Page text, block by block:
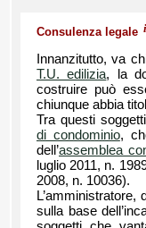
Consulenza legale i
Innanzitutto, va
T.U. edilizia, la
costruire può
chiunque abbia
Tra questi
di condominio,
dell’assemblea
luglio 2011, n.
2008, n. 10036).
L’amministratore,
sulla base